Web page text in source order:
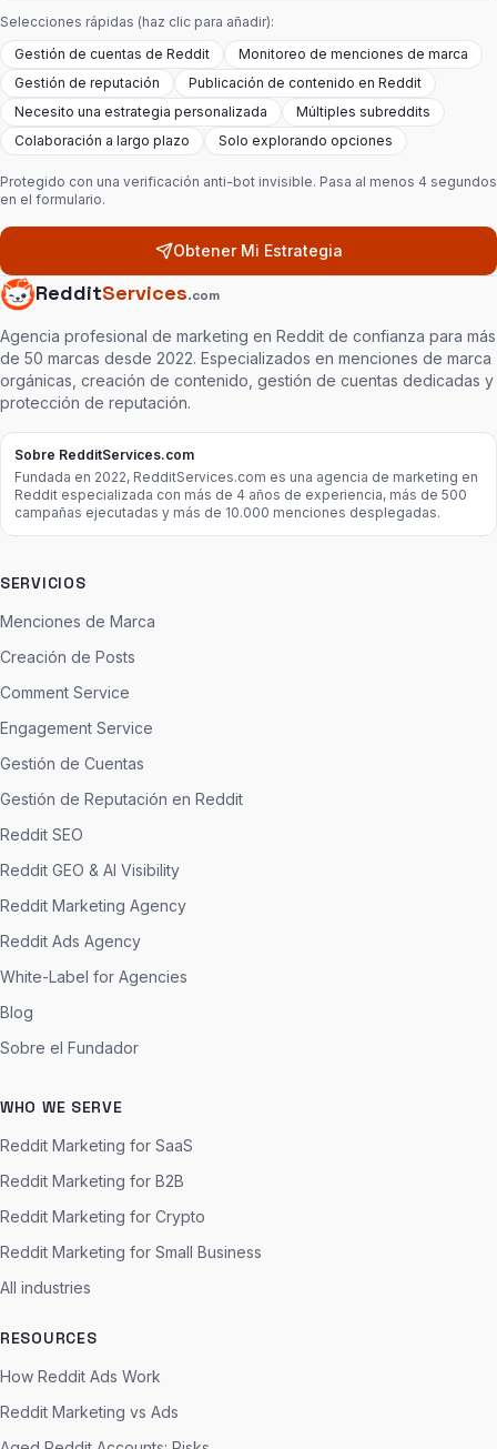
Selecciones rápidas (haz clic para añadir):
Gestión de cuentas de Reddit
Monitoreo de menciones de marca
Gestión de reputación
Publicación de contenido en Reddit
Necesito una estrategia personalizada
Múltiples subreddits
Colaboración a largo plazo
Solo explorando opciones
Protegido con una verificación anti-bot invisible. Pasa al menos 4 segundos
en el formulario.
Obtener Mi Estrategia
RedditServices.com
Agencia profesional de marketing en Reddit de confianza para más
de 50 marcas desde 2022. Especializados en menciones de marca
orgánicas, creación de contenido, gestión de cuentas dedicadas y
protección de reputación.
Sobre RedditServices.com
Fundada en 2022, RedditServices.com es una agencia de marketing en
Reddit especializada con más de 4 años de experiencia, más de 500
campañas ejecutadas y más de 10.000 menciones desplegadas.
SERVICIOS
Menciones de Marca
Creación de Posts
Comment Service
Engagement Service
Gestión de Cuentas
Gestión de Reputación en Reddit
Reddit SEO
Reddit GEO & AI Visibility
Reddit Marketing Agency
Reddit Ads Agency
White-Label for Agencies
Blog
Sobre el Fundador
WHO WE SERVE
Reddit Marketing for SaaS
Reddit Marketing for B2B
Reddit Marketing for Crypto
Reddit Marketing for Small Business
All industries
RESOURCES
How Reddit Ads Work
Reddit Marketing vs Ads